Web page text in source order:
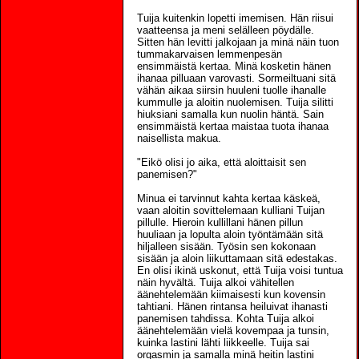
Tuija kuitenkin lopetti imemisen. Hän riisui
vaatteensa ja meni selälleen pöydälle.
Sitten hän levitti jalkojaan ja minä näin tuon
tummakarvaisen lemmenpesän
ensimmäistä kertaa. Minä kosketin hänen
ihanaa pilluaan varovasti. Sormeiltuani sitä
vähän aikaa siirsin huuleni tuolle ihanalle
kummulle ja aloitin nuolemisen. Tuija silitti
hiuksiani samalla kun nuolin häntä. Sain
ensimmäistä kertaa maistaa tuota ihanaa
naisellista makua.
"Eikö olisi jo aika, että aloittaisit sen
panemisen?"
Minua ei tarvinnut kahta kertaa käskeä,
vaan aloitin sovittelemaan kulliani Tuijan
pillulle. Hieroin kullillani hänen pillun
huuliaan ja lopulta aloin työntämään sitä
hiljalleen sisään. Työsin sen kokonaan
sisään ja aloin liikuttamaan sitä edestakas.
En olisi ikinä uskonut, että Tuija voisi tuntua
näin hyvältä. Tuija alkoi vähitellen
äänehtelemään kiimaisesti kun kovensin
tahtiani. Hänen rintansa heiluivat ihanasti
panemisen tahdissa. Kohta Tuija alkoi
äänehtelemään vielä kovempaa ja tunsin,
kuinka lastini lähti liikkeelle. Tuija sai
orgasmin ja samalla minä heitin lastini